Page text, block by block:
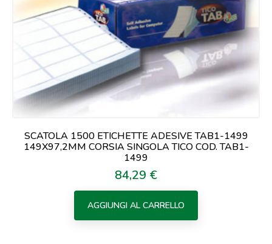
SCATOLA 1500 ETICHETTE ADESIVE TAB1-1499
149X97,2MM CORSIA SINGOLA TICO COD. TAB1-
1499
Prezzo
84,29 €
AGGIUNGI AL CARRELLO